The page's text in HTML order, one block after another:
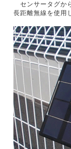
センサータグか
長距離無線を使用